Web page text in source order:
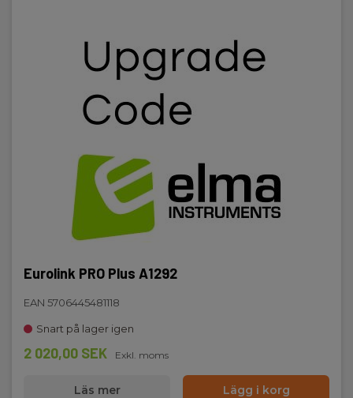
Eurolink PRO Plus A1292
EAN 5706445481118
Snart på lager igen
2 020,00 SEK Exkl. moms
Läs mer Lägg i korg